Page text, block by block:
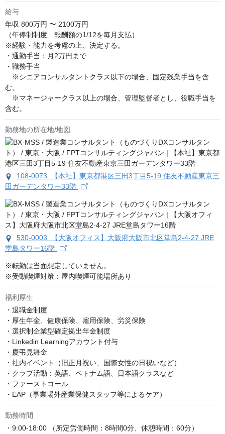
給与
年収 800万円 〜 2100万円
（年俸制制度　報酬額の1/12を毎月支払）
※経験・能力を考慮の上、決定する。
・通勤手当：月2万円まで
・職務手当
※シニアコンサルタントクラス以下の場合、固定残業手当を含
む。
※マネージャークラス以上の場合、管理監督者とし、役職手当を
含む。
勤務地の所在地/地図
108-0073 【本社】東京都港区三田3丁目5-19 住友不動産東京三
田ガーデンタワー33階
530-0003 【大阪オフィス】大阪府大阪市北区堂島2-4-27 JRE
堂島タワー16階
※転勤は当面想定していません。
※受動喫煙対策：屋内喫煙可能場所あり
福利厚生
・退職金制度
・厚生年金、健康保険、雇用保険、労災保険
・選択制企業型確定拠出年金制度
・Linkedin Learningアカウント付与
・慶弔見舞金
・社内イベント（旧正月祝い、国際女性の日祝いなど）
・クラブ活動：英語、ベトナム語、日本語クラスなど
・ファーストコール
・EAP（事業場外産業保健スタッフ等によるケア）
勤務時間
・9:00-18:00 （所定労働時間：8時間0分、休憩時間：60分）